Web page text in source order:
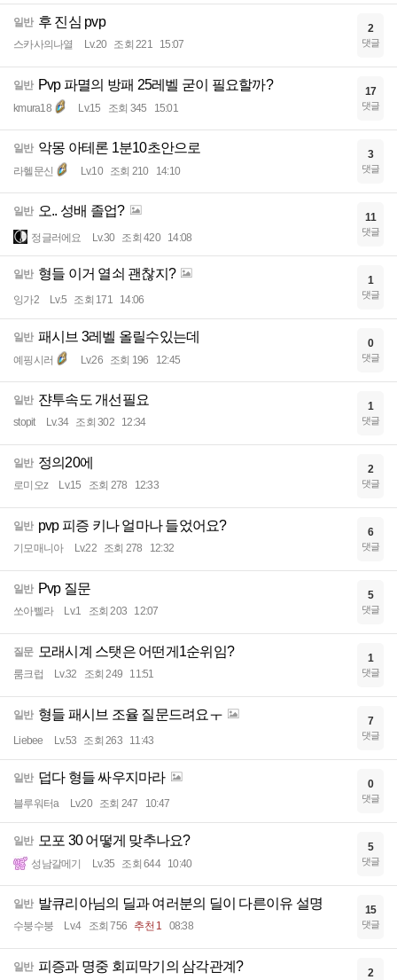
일반 후 진심 pvp
스카사의나열 Lv.20 조회 221 15:07
2
댓글
일반 Pvp 파멸의 방패 25레벨 굳이 필요할까?
kmura18 Lv.15 조회 345 15:01
17
댓글
일반 악몽 아테론 1분10초안으로
라헬문신 Lv.10 조회 210 14:10
3
댓글
일반 오.. 성배 졸업?
정글러에요 Lv.30 조회 420 14:08
11
댓글
일반 형들 이거 열쇠 괜찮지?
잉가2 Lv.5 조회 171 14:06
1
댓글
일반 패시브 3레벨 올릴수있는데
예핑시러 Lv.26 조회 196 12:45
0
댓글
일반 쟌투속도 개선필요
stopit Lv.34 조회 302 12:34
1
댓글
일반 정의20에
로미오z Lv.15 조회 278 12:33
2
댓글
일반 pvp 피증 키나 얼마나 들었어요?
기모매니아 Lv.22 조회 278 12:32
6
댓글
일반 Pvp 질문
쏘아삘라 Lv.1 조회 203 12:07
5
댓글
질문 모래시계 스탯은 어떤게1순위임?
룸크럽 Lv.32 조회 249 11:51
1
댓글
일반 형들 패시브 조율 질문드려요ㅜ
Liebee Lv.53 조회 263 11:43
7
댓글
일반 덥다 형들 싸우지마라
블루워터a Lv.20 조회 247 10:47
0
댓글
일반 모포 30 어떻게 맞추나요?
성남갈메기 Lv.35 조회 644 10:40
5
댓글
일반 발큐리아님의 딜과 여러분의 딜이 다른이유 설명
수붕수붕 Lv.4 조회 756 추천 1 08:38
15
댓글
일반 피증과 명중 회피막기의 삼각관계? 2